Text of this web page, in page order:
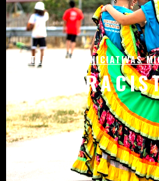
CATALOGO DE INICIATIVAS